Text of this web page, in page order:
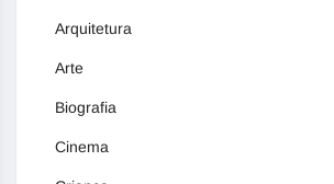
Arquitetura
Arte
Biografia
Cinema